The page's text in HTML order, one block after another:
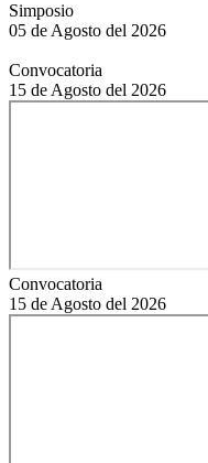
Simposio
05 de Agosto del 2026
Convocatoria
15 de Agosto del 2026
Convocatoria
15 de Agosto del 2026